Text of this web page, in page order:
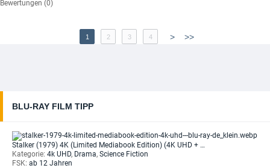
Bewertungen (0)
1 2 3 4 > >>
BLU-RAY FILM TIPP
Stalker (1979) 4K (Limited Mediabook Edition) (4K UHD + …
Kategorie: 4k UHD, Drama, Science Fiction
FSK: ab 12 Jahren